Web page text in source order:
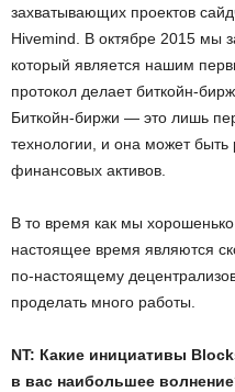
захватывающих проектов
Hivemind. В октябре 2015 мы
который является нашим
протокол делает биткойн-
Биткойн-биржи — это лишь
технологии, и она может быть
финансовых активов.
В то время как мы
настоящее время являются
по-настоящему
проделать много работы.
NT: Какие инициативы
в вас наибольшее